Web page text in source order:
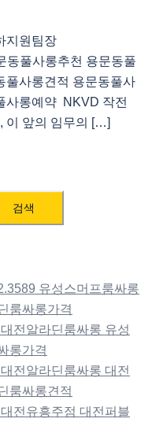
지원팀장
동풀사롱추천 용문동풀
풀사롱견적 용문동풀사
사롱예약 NKVD 작전
이 앞의 임무의 […]
검색
유성스머프룸싸롱
룸싸롱가격
전알라딘룸싸롱 유성
롱가격
전알라딘룸싸롱 대전
룸싸롱견적
전유흥주점 대전퍼블